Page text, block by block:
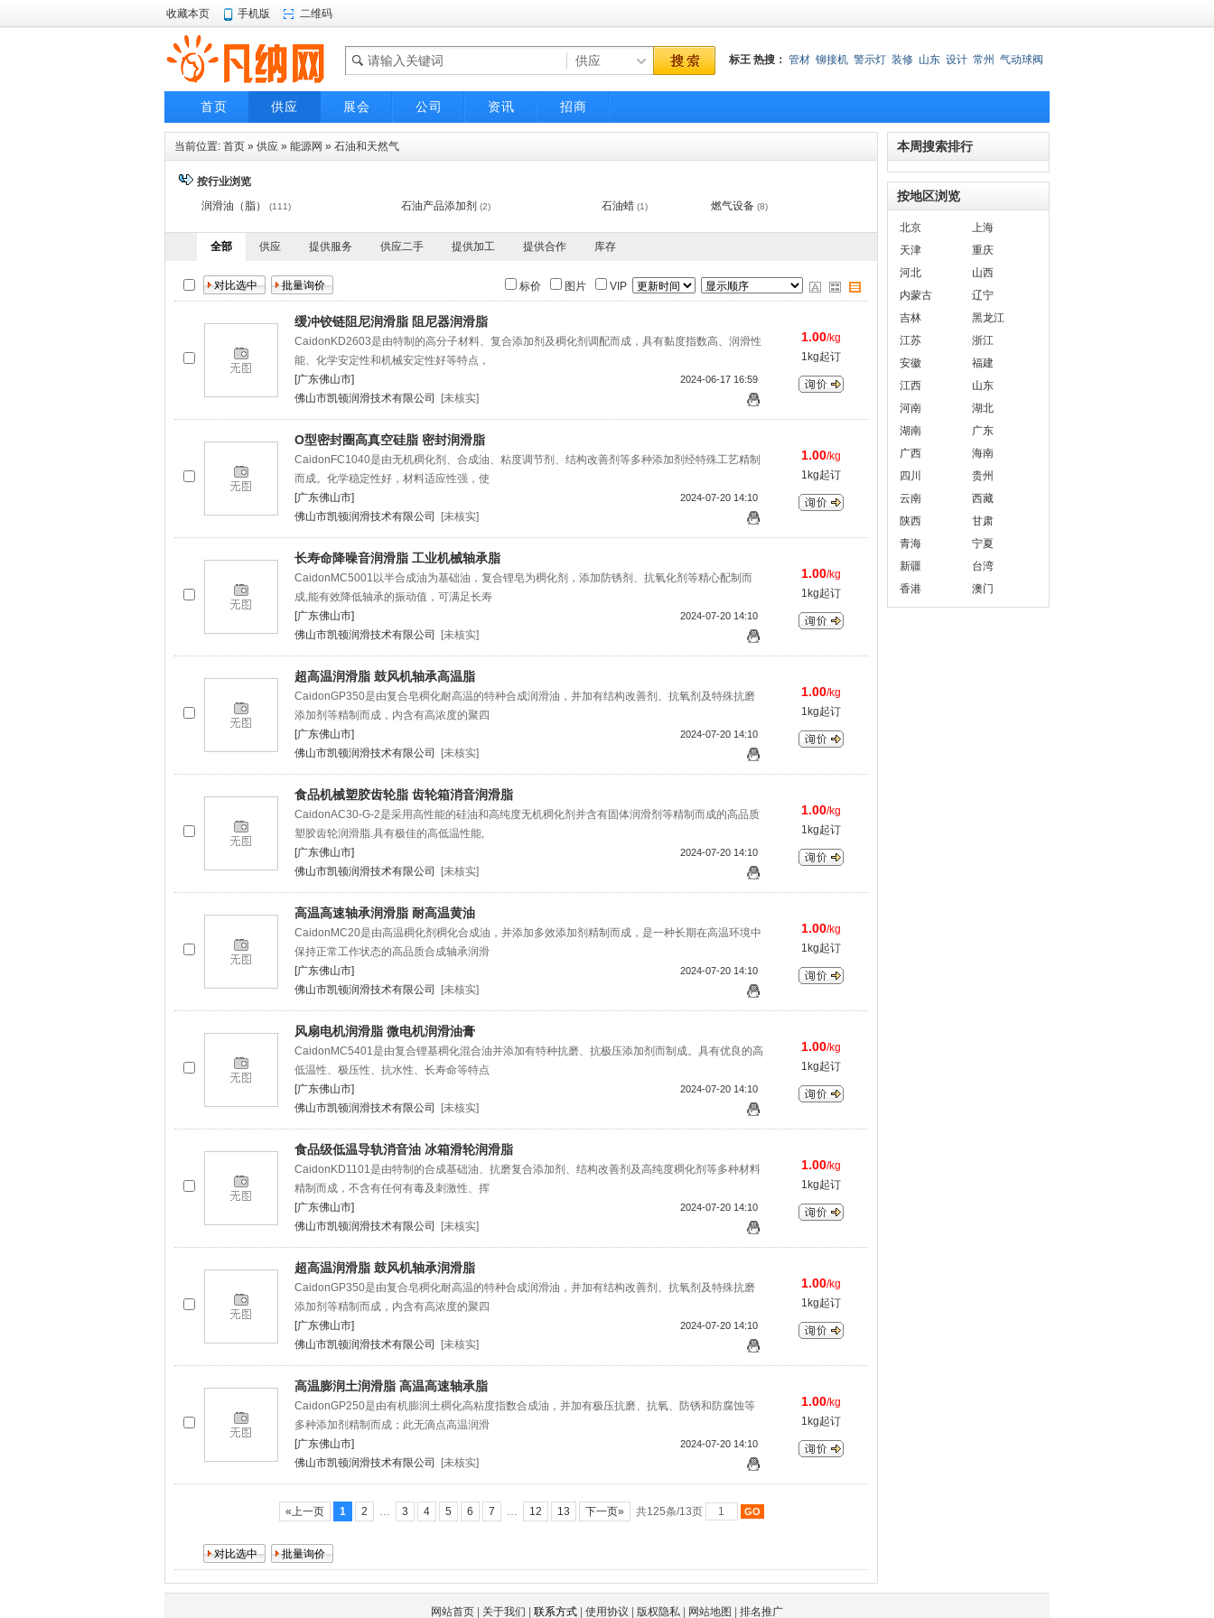
收藏本页 手机版 二维码
标王 热搜： 管材 铆接机 警示灯 装修 山东 设计 常州 气动球阀
首页 供应 展会 公司 资讯 招商
当前位置: 首页 » 供应 » 能源网 » 石油和天然气
按行业浏览
润滑油（脂）
(111) 石油产品添加剂 (2) 石油蜡 (1) 燃气设备 (8)
全部 供应 提供服务 供应二手 提供加工 提供合作 库存
标价 图片 VIP
缓冲铰链阻尼润滑脂 阻尼器润滑脂
CaidonKD2603是由特制的高分子材料、复合添加剂及稠化剂调配而成，具有黏度指数高、润滑性
能、化学安定性和机械安定性好等特点，
2024-06-17 16:59
[广东佛山市]
佛山市凯顿润滑技术有限公司
[未核实]
1.00/kg
1kg起订
O型密封圈高真空硅脂 密封润滑脂
CaidonFC1040是由无机稠化剂、合成油、粘度调节剂、结构改善剂等多种添加剂经特殊工艺精制
而成。化学稳定性好，材料适应性强，使
2024-07-20 14:10
[广东佛山市]
佛山市凯顿润滑技术有限公司
[未核实]
1.00/kg
1kg起订
长寿命降噪音润滑脂 工业机械轴承脂
CaidonMC5001以半合成油为基础油，复合锂皂为稠化剂，添加防锈剂、抗氧化剂等精心配制而
成,能有效降低轴承的振动值，可满足长寿
2024-07-20 14:10
[广东佛山市]
佛山市凯顿润滑技术有限公司
[未核实]
1.00/kg
1kg起订
超高温润滑脂 鼓风机轴承高温脂
CaidonGP350是由复合皂稠化耐高温的特种合成润滑油，并加有结构改善剂、抗氧剂及特殊抗磨
添加剂等精制而成，内含有高浓度的聚四
2024-07-20 14:10
[广东佛山市]
佛山市凯顿润滑技术有限公司
[未核实]
1.00/kg
1kg起订
食品机械塑胶齿轮脂 齿轮箱消音润滑脂
CaidonAC30-G-2是采用高性能的硅油和高纯度无机稠化剂并含有固体润滑剂等精制而成的高品质
塑胶齿轮润滑脂.具有极佳的高低温性能,
2024-07-20 14:10
[广东佛山市]
佛山市凯顿润滑技术有限公司
[未核实]
1.00/kg
1kg起订
高温高速轴承润滑脂 耐高温黄油
CaidonMC20是由高温稠化剂稠化合成油，并添加多效添加剂精制而成，是一种长期在高温环境中
保持正常工作状态的高品质合成轴承润滑
2024-07-20 14:10
[广东佛山市]
佛山市凯顿润滑技术有限公司
[未核实]
1.00/kg
1kg起订
风扇电机润滑脂 微电机润滑油膏
CaidonMC5401是由复合锂基稠化混合油并添加有特种抗磨、抗极压添加剂而制成。具有优良的高
低温性、极压性、抗水性、长寿命等特点
2024-07-20 14:10
[广东佛山市]
佛山市凯顿润滑技术有限公司
[未核实]
1.00/kg
1kg起订
食品级低温导轨消音油 冰箱滑轮润滑脂
CaidonKD1101是由特制的合成基础油、抗磨复合添加剂、结构改善剂及高纯度稠化剂等多种材料
精制而成，不含有任何有毒及刺激性、挥
2024-07-20 14:10
[广东佛山市]
佛山市凯顿润滑技术有限公司
[未核实]
1.00/kg
1kg起订
超高温润滑脂 鼓风机轴承润滑脂
CaidonGP350是由复合皂稠化耐高温的特种合成润滑油，并加有结构改善剂、抗氧剂及特殊抗磨
添加剂等精制而成，内含有高浓度的聚四
2024-07-20 14:10
[广东佛山市]
佛山市凯顿润滑技术有限公司
[未核实]
1.00/kg
1kg起订
高温膨润土润滑脂 高温高速轴承脂
CaidonGP250是由有机膨润土稠化高粘度指数合成油，并加有极压抗磨、抗氧、防锈和防腐蚀等
多种添加剂精制而成；此无滴点高温润滑
2024-07-20 14:10
[广东佛山市]
佛山市凯顿润滑技术有限公司
[未核实]
1.00/kg
1kg起订
«上一页 1 2 … 3 4 5 6 7 … 12 13 下一页» 共125条/13页
本周搜索排行
按地区浏览
北京
上海
天津
重庆
河北
山西
内蒙古
辽宁
吉林
黑龙江
江苏
浙江
安徽
福建
江西
山东
河南
湖北
湖南
广东
广西
海南
四川
贵州
云南
西藏
陕西
甘肃
青海
宁夏
新疆
台湾
香港
澳门
网站首页 关于我们 联系方式 使用协议 版权隐私 网站地图 排名推广